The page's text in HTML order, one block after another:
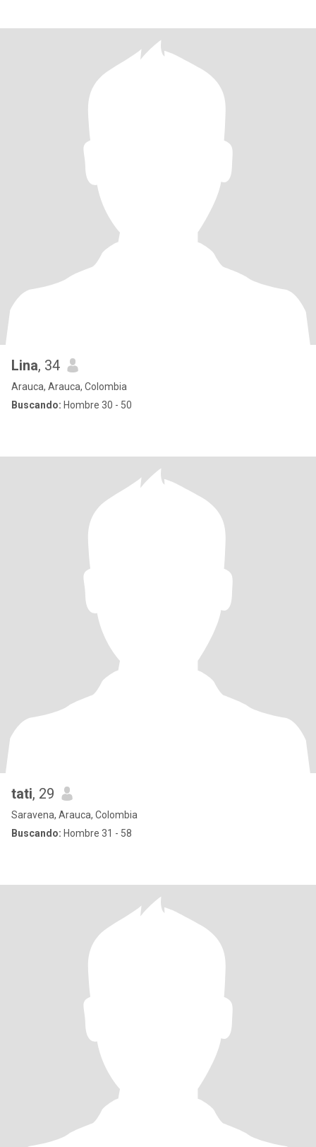
Lina, 34
Arauca, Arauca, Colombia
Buscando: Hombre 30 - 50
tati, 29
Saravena, Arauca, Colombia
Buscando: Hombre 31 - 58